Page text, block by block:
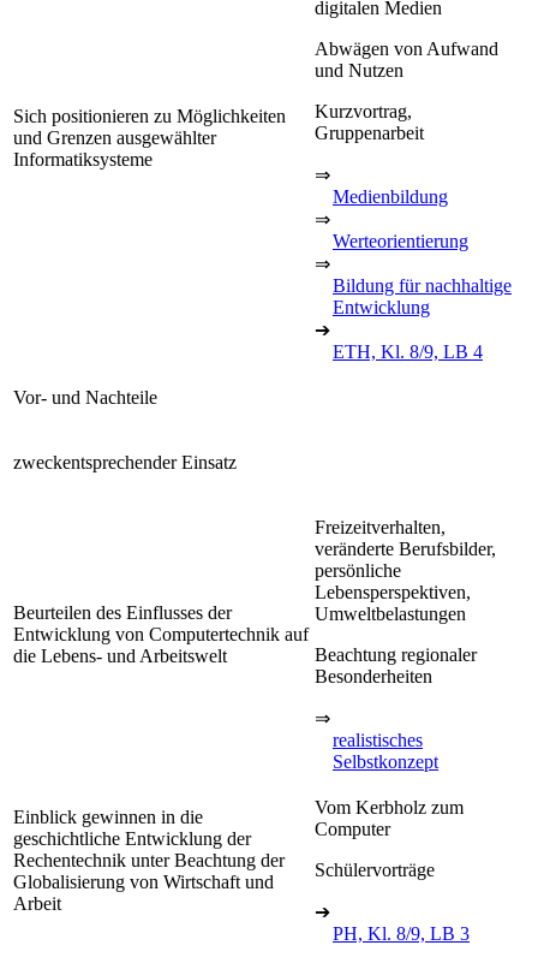
Sich positionieren zu Möglichkeiten
und Grenzen ausgewählter
Informatiksysteme
digitalen Medien
Abwägen von Aufwand
und Nutzen
Kurzvortrag,
Gruppenarbeit
⇒
Medienbildung
⇒
Werteorientierung
⇒
Bildung für nachhaltige
Entwicklung
➔
ETH, Kl. 8/9, LB 4
Vor- und Nachteile
zweckentsprechender Einsatz
Beurteilen des Einflusses der
Entwicklung von Computertechnik auf
die Lebens- und Arbeitswelt
Freizeitverhalten,
veränderte Berufsbilder,
persönliche
Lebensperspektiven,
Umweltbelastungen
Beachtung regionaler
Besonderheiten
⇒
realistisches
Selbstkonzept
Einblick gewinnen in die
geschichtliche Entwicklung der
Rechentechnik unter Beachtung der
Globalisierung von Wirtschaft und
Arbeit
Vom Kerbholz zum
Computer
Schülervorträge
➔
PH, Kl. 8/9, LB 3